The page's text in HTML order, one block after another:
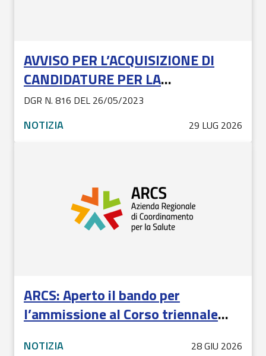
AVVISO PER L’ACQUISIZIONE DI
CANDIDATURE PER LA
MANIFESTAZIONE DI INTERESSE
PER L’INDIVIDUAZIONE DEI
COMPONENTI E DEGLI ESPERTI
RIAPERTURA TERMINI: SCADENZA
04/09/2026
DGR N. 816 DEL 26/05/2023
NOTIZIA 29 LUG 2026
ARCS: Aperto il bando per
l’ammissione al Corso triennale
NOTIZIA 28 GIU 2026